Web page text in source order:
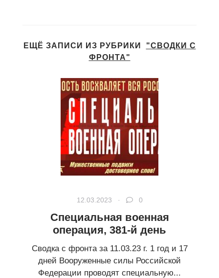
ЕЩЁ ЗАПИСИ ИЗ РУБРИКИ "СВОДКИ С
ФРОНТА"
12.03.2023 · 0
Специальная военная
операция, 381-й день
Сводка с фронта за 11.03.23 г. 1 год и 17
дней Вооруженные силы Российской
Федерации проводят специальную...